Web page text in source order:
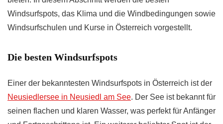
Windsurfspots, das Klima und die Windbedingungen sowie
Windsurfschulen und Kurse in Österreich vorgestellt.
Die besten Windsurfspots
Einer der bekanntesten Windsurfspots in Österreich ist der
Neusiedlersee in Neusiedl am See. Der See ist bekannt für
seinen flachen und klaren Wasser, was perfekt für Anfänger